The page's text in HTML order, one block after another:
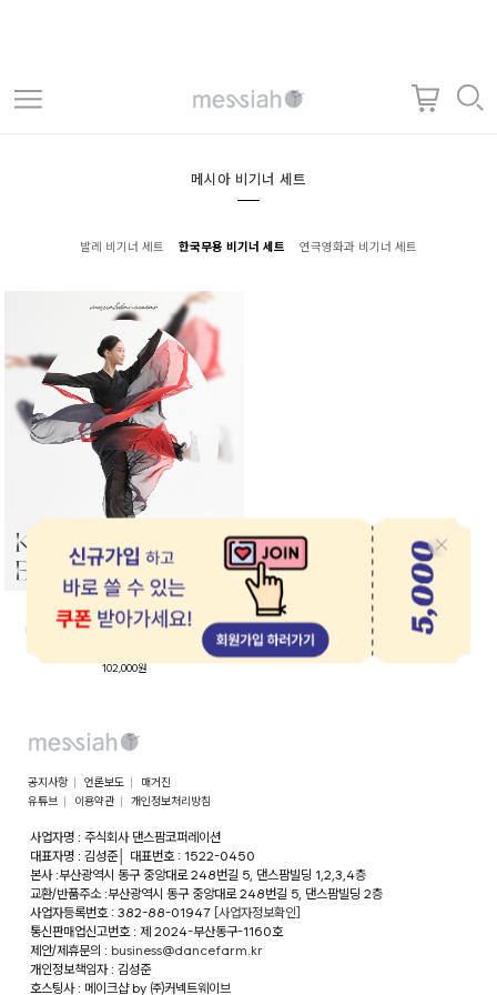
메시아 비기너 세트
발레 비기너 세트 한국무용 비기너 세트 연극영화과 비기너 세트
메시아 한국무용 비기너 세트
Messiah Korean Dance Beginner Set
티셔츠+풀치마+코슈즈+속바지(선택) SET
102,000원
공지사항 언론보도
매거진
유튜브
이용약관 개인정보처리방침
사업자명 : 주식회사 댄스팜코퍼레이션
대표자명 : 김성준│
대표번호 : 1522-0450
본사 :부산광역시 동구 중앙대로 248번길 5, 댄스팜빌딩 1,2,3,4층
교환/반품주소 :부산광역시 동구 중앙대로 248번길 5, 댄스팜빌딩 2층
사업자등록번호 : 382-88-01947 [사업자정보확인]
통신판매업신고번호 : 제 2024-부산동구-1160호
제안/제휴문의 : business@dancefarm.kr
개인정보책임자 : 김성준
호스팅사 : 메이크샵 by ㈜커넥트웨이브